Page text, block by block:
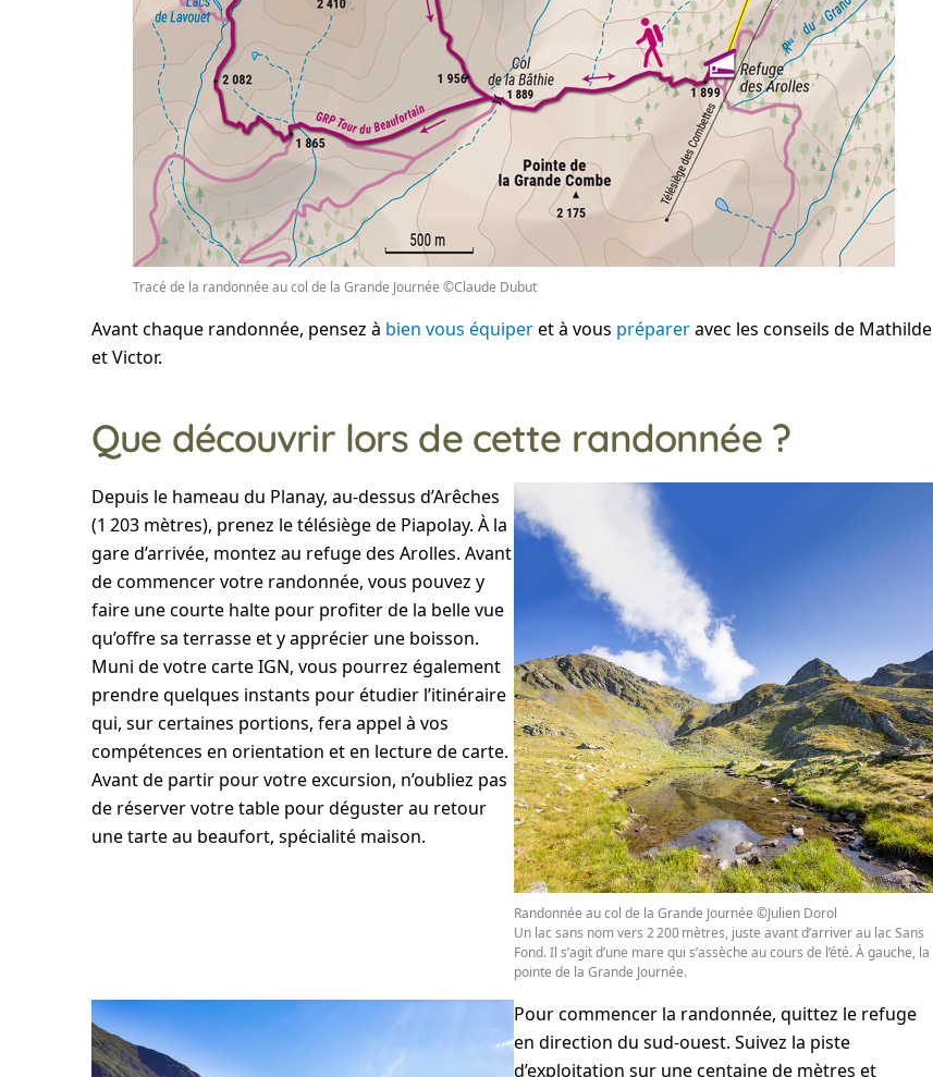
Tracé de la randonnée au col de la Grande Journée ©Claude Dubut
Avant chaque randonnée, pensez à bien vous équiperet à vous prépareravec les conseils de Mathilde
et Victor.
Que découvrir lors de cette randonnée ?
Depuis le hameau du Planay, au-dessus d’Arêches
(1 203 mètres), prenez le télésiège de Piapolay. À la
gare d’arrivée, montez au refuge des Arolles. Avant
de commencer votre randonnée, vous pouvez y
faire une courte halte pour profiter de la belle vue
qu’offre sa terrasse et y apprécier une boisson.
Muni de votre carte IGN, vous pourrez également
prendre quelques instants pour étudier l’itinéraire
qui, sur certaines portions, fera appel à vos
compétences en orientation et en lecture de carte.
Avant de partir pour votre excursion, n’oubliez pas
de réserver votre table pour déguster au retour
une tarte au beaufort, spécialité maison.
Randonnée au col de la Grande Journée ©Julien Dorol
Un lac sans nom vers 2 200 mètres, juste avant d’arriver au lac Sans
Fond. Il s’agit d’une mare qui s’assèche au cours de l’été. À gauche, la
pointe de la Grande Journée.
Pour commencer la randonnée, quittez le refuge
en direction du sud-ouest. Suivez la piste
d’exploitation sur une centaine de mètres et